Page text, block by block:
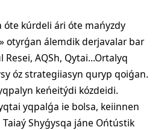
óte kúrdeli ári óte mańyzdy
otyrǵan álemdik derjavalar bar
AQSh, Qytai...Ortalyq
óz strategiiasyn quryp qoiǵan.
keńeitýdi kózdeidi.
yqpalǵa ie bolsa, keiinnen
Shyǵysqa jáne Ońtústik